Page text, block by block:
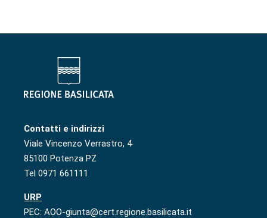
Contatti e indirizzi
Viale Vincenzo Verrastro, 4
85100 Potenza PZ
Tel 0971 661111
URP
PEC: AOO-giunta@cert.regione.basilicata.it